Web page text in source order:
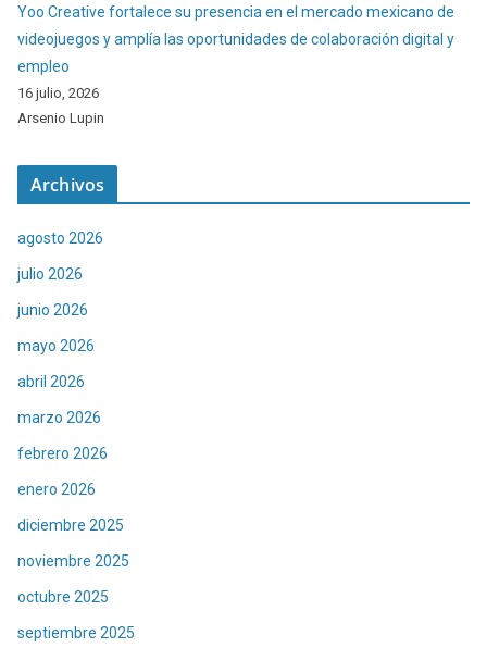
Yoo Creative fortalece su presencia en el mercado mexicano de
videojuegos y amplía las oportunidades de colaboración digital y
empleo
16 julio, 2026
Arsenio Lupin
Archivos
agosto 2026
julio 2026
junio 2026
mayo 2026
abril 2026
marzo 2026
febrero 2026
enero 2026
diciembre 2025
noviembre 2025
octubre 2025
septiembre 2025